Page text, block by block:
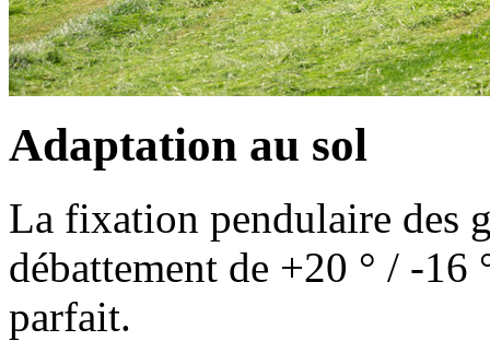
Adaptation au sol
La fixation pendulaire des
débattement de +20 ° / -16
parfait.